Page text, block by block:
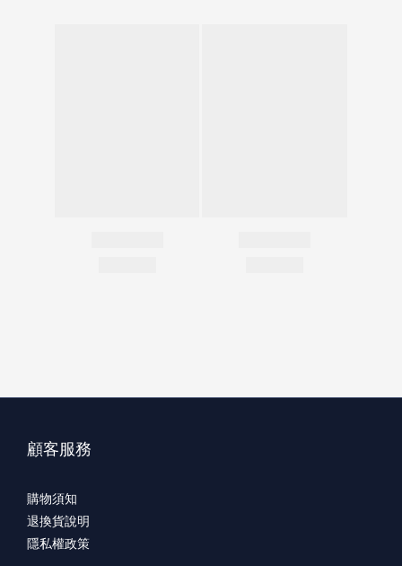
顧客服務
購物須知
退換貨說明
隱私權政策